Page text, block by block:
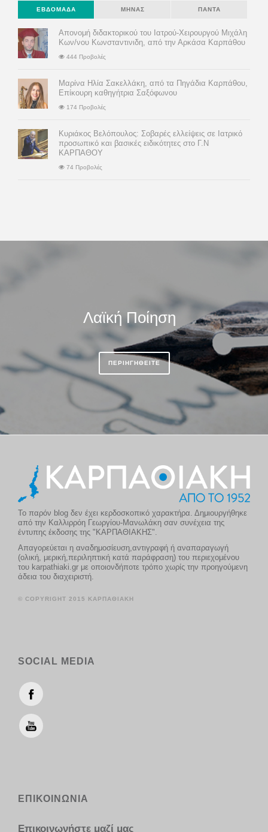
ΕΒΔΟΜΆΔΑ ΜΉΝΑΣ ΠΆΝΤΑ
Απονομή διδακτορικού του Ιατρού-Χειρουργού Μιχάλη
Κων/νου Κωνσταντινιδη, από την Αρκάσα Καρπάθου
444 Προβολές
Μαρίνα Ηλία Σακελλάκη, από τα Πηγάδια Καρπάθου,
Επίκουρη καθηγήτρια Σαξόφωνου
174 Προβολές
Κυριάκος Βελόπουλος: Σοβαρές ελλείψεις σε Ιατρικό
προσωπικό και βασικές ειδικότητες στο Γ.Ν
ΚΑΡΠΑΘΟΥ
74 Προβολές
Λαϊκή Ποίηση
ΠΕΡΙΗΓΗΘΕΙΤΕ
Το παρόν blog δεν έχει κερδοσκοπικό χαρακτήρα. Δημιουργήθηκε
από την Καλλιρρόη Γεωργίου-Μανωλάκη σαν συνέχεια της
έντυπης έκδοσης της "ΚΑΡΠΑΘΙΑΚΗΣ".
Απαγορεύεται η αναδημοσίευση,αντιγραφή ή αναπαραγωγή
(ολική, μερική,περιληπτική κατά παράφραση) του περιεχομένου
του karpathiaki.gr με οποιονδήποτε τρόπο χωρίς την προηγούμενη
άδεια του διαχειριστή.
© COPYRIGHT 2015 ΚΑΡΠΑΘΙΑΚΗ
SOCIAL MEDIA
ΕΠΙΚΟΙΝΩΝΙΑ
Επικοινωνήστε μαζί μας